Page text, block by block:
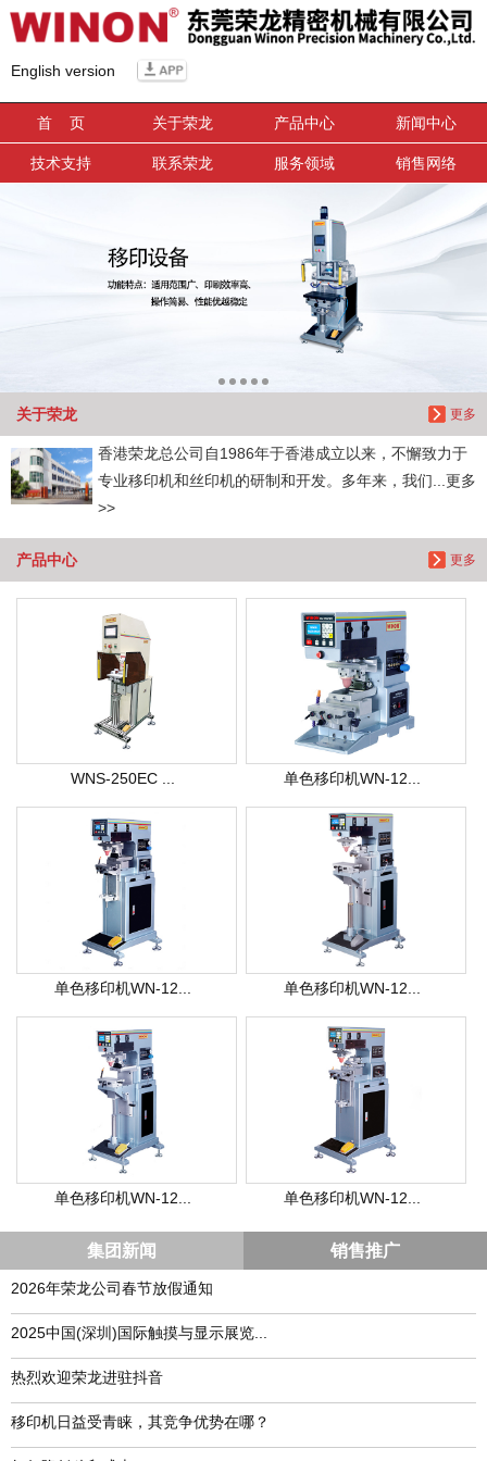
English version
首 页 关于荣龙 产品中心 新闻中心
技术支持 联系荣龙 服务领域 销售网络
更多
关于荣龙
香港荣龙总公司自1986年于香港成立以来，不懈致力于
专业移印机和丝印机的研制和开发。多年来，我们...更多
>>
更多
产品中心
WNS-250EC ... 单色移印机WN-12...
单色移印机WN-12... 单色移印机WN-12...
单色移印机WN-12... 单色移印机WN-12...
集团新闻 销售推广
2026年荣龙公司春节放假通知
​2025中国(深圳)国际触摸与显示展览...
热烈欢迎荣龙进驻抖音
移印机日益受青睐，其竞争优势在哪？
信息搜索
搜索